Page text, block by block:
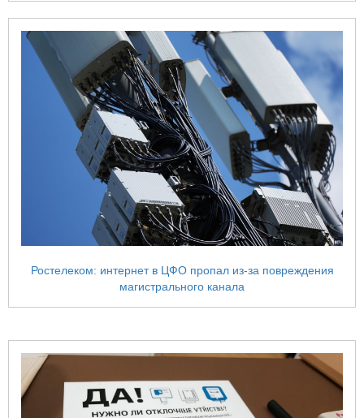
Ростелеком: интернет в ЦФО пропал из-за повреждения
магистрального канала